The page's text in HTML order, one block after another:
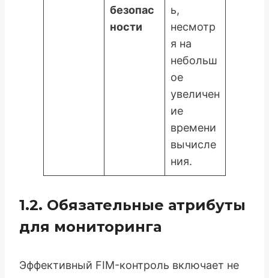
безопас
ности
ь,
несмотр
я на
небольш
ое
увеличен
ие
времени
вычисле
ния.
1.2. Обязательные атрибуты
для мониторинга
Эффективный FIM-контроль включает не